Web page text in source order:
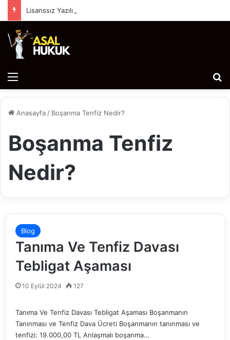
Menü
Anasayfa / Boşanma Tenfiz Nedir?
Boşanma Tenfiz
Nedir?
Blog
Tanıma Ve Tenfiz Davası
Tebligat Aşaması
10 Eylül 2024 127
Tanıma Ve Tenfiz Davası Tebligat Aşaması Boşanmanın
Tanınması ve Tenfiz Dava Ücreti Boşanmanın tanınması ve
tenfizi: 19.000,00 TL Anlaşmalı boşanma…